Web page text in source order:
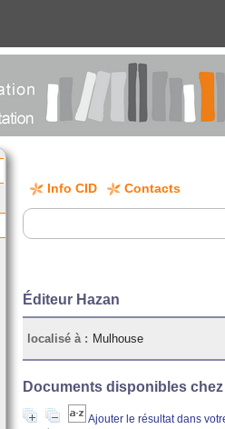
Info CID Contacts
Éditeur Hazan
localisé à : Mulhouse
Documents disponibles
Ajouter le résultat dans